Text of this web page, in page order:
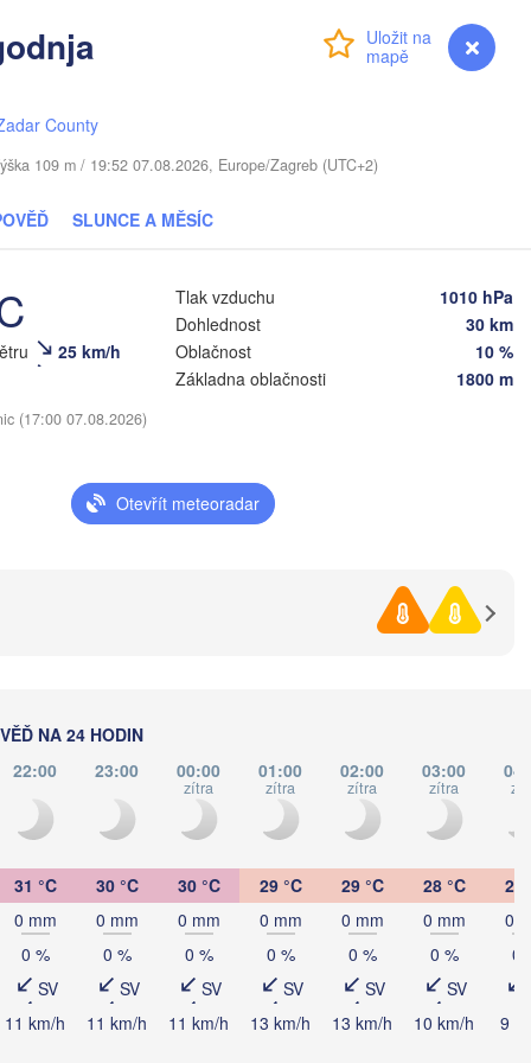
Přihlášení myVentusky Předpověď
County
109 m / 19:52 07.08.2026, Europe/Zagreb (UTC+2)
SLUNCE A MĚSÍC
25 km/h
Tlak vzduchu
1010 hPa
Dohlednost
30 km
Oblačnost
10 %
Základna oblačnosti
1800 m
(17:00 07.08.2026)
Otevřít meteoradar
NA 24 HODIN
22:00 23:00 00:00
zítra
01:00
zítra
02:00
zítra
03:00
zítra
31 °C
0 mm
0 %
SV
11 km/h
30 °C
0 mm
0 %
SV
11 km/h
30 °C
0 mm
0 %
SV
11 km/h
29 °C
0 mm
0 %
SV
13 km/h
29 °C
0 mm
0 %
SV
13 km/h
28 °C
0 mm
0 %
SV
10 km/h
28
0
0
9
(Cherkasy)
(Khmelnytskyi)
Кременчук
Вінниця
İstanbul
Одеса
Chișinău
(Kryvyi Rih)
Galați
MOLDAVSKO
Ankara
İzmir
Konya
Balıkesir
Denizli
Sakarya
Суми
(Sumy)
Aksaray